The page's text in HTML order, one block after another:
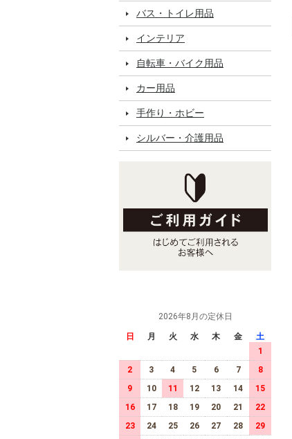
バス・トイレ用品
インテリア
自転車・バイク用品
カー用品
手作り・ホビー
シルバー・介護用品
2026年8月の定休日
日 月 火 水 木 金
土
1
2
3 4 5 6 7
8
9
10 11 12 13 14
15
16
17 18 19 20 21
22
23
24 25 26 27 28 29